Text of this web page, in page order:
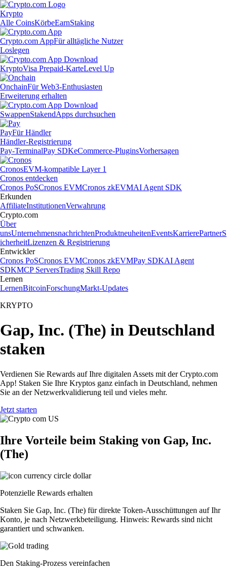
Krypto
Alle CoinsKörbeEarnStaking
Crypto.com AppFür alltägliche Nutzer
Loslegen
KryptoVisa Prepaid-KarteLevel Up
OnchainFür Web3-Enthusiasten
Erweiterung erhalten
SwappenStakendApps durchsuchen
PayFür Händler
Händler-Registrierung
Pay-TerminalPay SDKeCommerce-PluginsVorhersagen
CronosEVM-kompatible Layer 1
Cronos entdecken
Cronos PoSCronos EVMCronos zkEVMAI Agent SDK
Erkunden
AffiliateInstitutionenVerwahrung
Crypto.com
Über
unsUnternehmensnachrichtenProduktneuheitenEventsKarrierePartnerS
icherheitLizenzen & Registrierung
Entwickler
Cronos PoSCronos EVMCronos zkEVMPay SDKAI Agent
SDKMCP ServersTrading Skill Repo
Lernen
LernenBitcoinForschungMarkt-Updates
KRYPTO
Gap, Inc. (The) in Deutschland
staken
Verdienen Sie Rewards auf Ihre digitalen Assets mit der Crypto.com
App! Staken Sie Ihre Kryptos ganz einfach in Deutschland, nehmen
Sie an der Netzwerkvalidierung teil und vieles mehr.
Jetzt starten
Ihre Vorteile beim Staking von Gap, Inc.
(The)
Potenzielle Rewards erhalten
Staken Sie Gap, Inc. (The) für direkte Token-Ausschüttungen auf Ihr
Konto, je nach Netzwerkbeteiligung. Hinweis: Rewards sind nicht
garantiert und schwanken.
Den Staking-Prozess vereinfachen